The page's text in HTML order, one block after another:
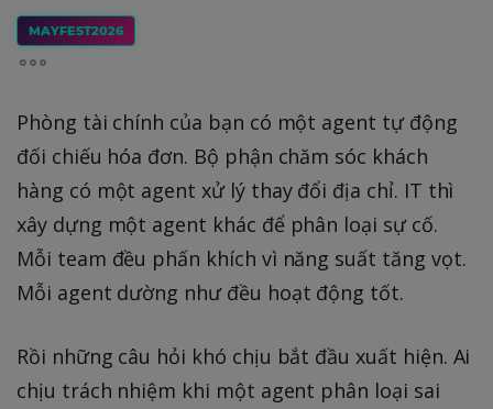
MAYFEST2026
Phòng tài chính của bạn có một agent tự động
đối chiếu hóa đơn. Bộ phận chăm sóc khách
hàng có một agent xử lý thay đổi địa chỉ. IT thì
xây dựng một agent khác để phân loại sự cố.
Mỗi team đều phấn khích vì năng suất tăng vọt.
Mỗi agent dường như đều hoạt động tốt.
Rồi những câu hỏi khó chịu bắt đầu xuất hiện. Ai
chịu trách nhiệm khi một agent phân loại sai